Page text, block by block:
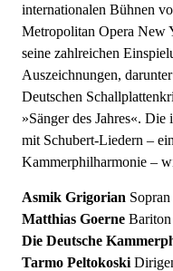
internationalen Bühnen
Metropolitan Opera New
seine zahlreichen
Auszeichnungen,
Deutschen
»Sänger des Jahres«.
mit Schubert-Liedern –
Kammerphilharmonie –
Asmik Grigorian Sopran
Matthias Goerne Bariton
Die Deutsche
Tarmo Peltokoski